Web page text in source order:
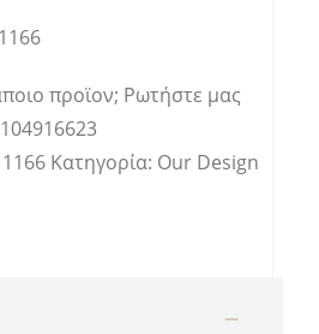
προϊον; Ρωτήστε μας
1166 Κατηγορία: Our Design